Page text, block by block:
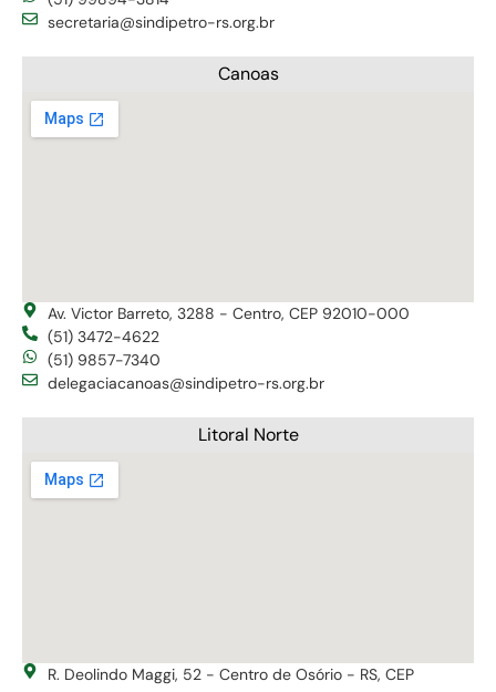
secretaria@sindipetro-rs.org.br
Canoas
Av. Victor Barreto, 3288 - Centro, CEP 92010-000
(51) 3472-4622
(51) 9857-7340
delegaciacanoas@sindipetro-rs.org.br
Litoral Norte
R. Deolindo Maggi, 52 - Centro de Osório - RS, CEP